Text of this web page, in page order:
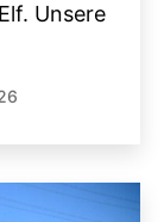
Unsere